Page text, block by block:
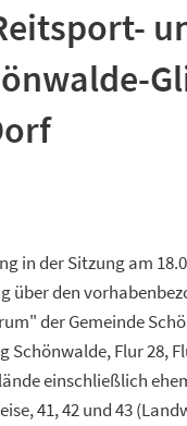
in der Sitzung am
über den
der Gemeinde
Schönwalde, Flur 28,
einschließlich
41, 42 und 43